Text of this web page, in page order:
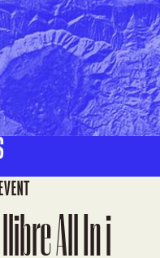
All In i